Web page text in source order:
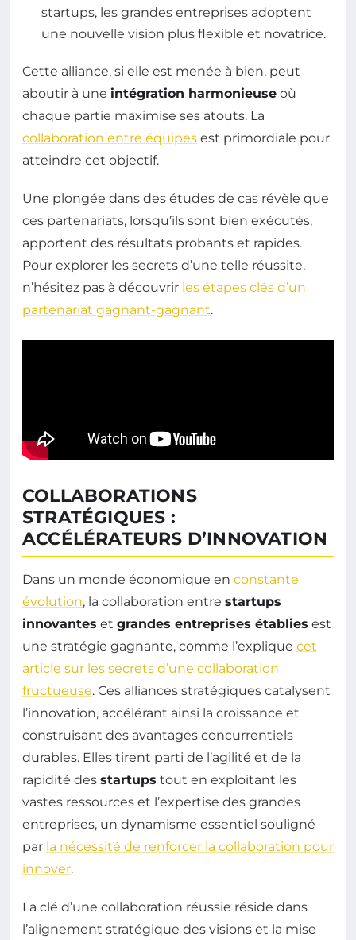
startups, les grandes entreprises adoptent
une nouvelle vision plus flexible et novatrice.
Cette alliance, si elle est menée à bien, peut
aboutir à une intégration harmonieuse où
chaque partie maximise ses atouts. La
collaboration entre équipes est primordiale pour
atteindre cet objectif.
Une plongée dans des études de cas révèle que
ces partenariats, lorsqu’ils sont bien exécutés,
apportent des résultats probants et rapides.
Pour explorer les secrets d’une telle réussite,
n’hésitez pas à découvrir les étapes clés d’un
partenariat gagnant-gagnant.
COLLABORATIONS
STRATÉGIQUES :
ACCÉLÉRATEURS D’INNOVATION
Dans un monde économique en constante
évolution, la collaboration entre startups
innovantes et grandes entreprises établies est
une stratégie gagnante, comme l’explique cet
article sur les secrets d’une collaboration
fructueuse. Ces alliances stratégiques catalysent
l’innovation, accélérant ainsi la croissance et
construisant des avantages concurrentiels
durables. Elles tirent parti de l’agilité et de la
rapidité des startups tout en exploitant les
vastes ressources et l’expertise des grandes
entreprises, un dynamisme essentiel souligné
par la nécessité de renforcer la collaboration pour
innover.
La clé d’une collaboration réussie réside dans
l’alignement stratégique des visions et la mise